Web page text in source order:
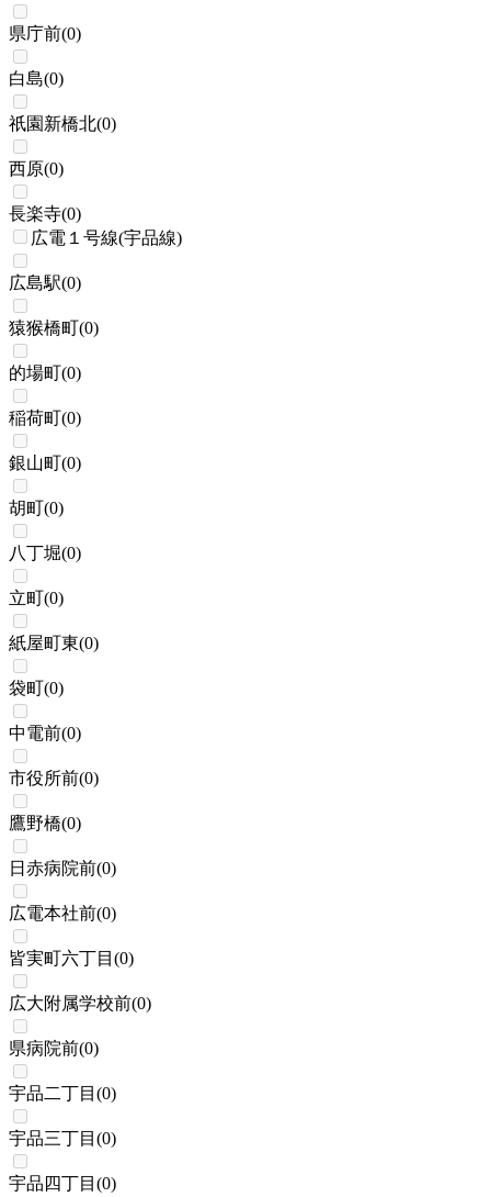
県庁前(0)
白島(0)
祇園新橋北(0)
西原(0)
長楽寺(0)
広電１号線(宇品線)
広島駅(0)
猿猴橋町(0)
的場町(0)
稲荷町(0)
銀山町(0)
胡町(0)
八丁堀(0)
立町(0)
紙屋町東(0)
袋町(0)
中電前(0)
市役所前(0)
鷹野橋(0)
日赤病院前(0)
広電本社前(0)
皆実町六丁目 (0)
広大附属学校前(0)
県病院前(0)
宇品二丁目 (0)
宇品三丁目 (0)
宇品四丁目 (0)